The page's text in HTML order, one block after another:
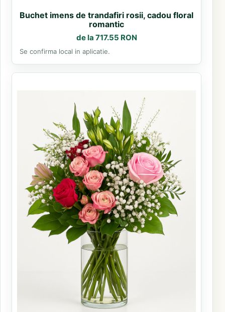
Buchet imens de trandafiri rosii, cadou floral
romantic
de la 717.55 RON
Se confirma local in aplicatie.